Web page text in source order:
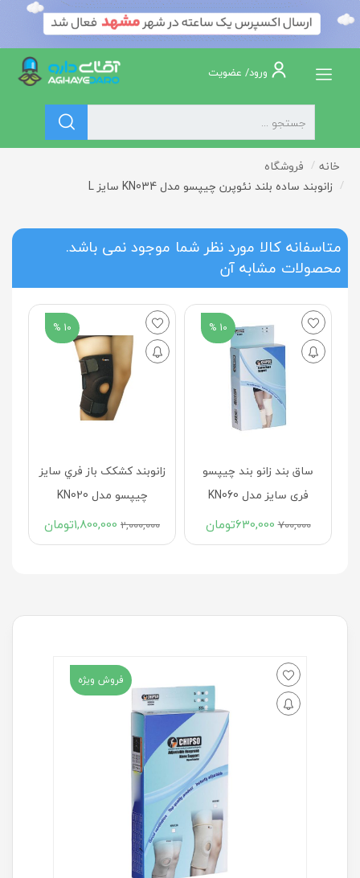
ورود/ عضویت
خانه
فروشگاه
زانوبند ساده بلند نئوپرن چیپسو مدل KN034 سایز L
متاسفانه کالا مورد نظر شما موجود نمی باشد.
محصولات مشابه آن
10 %
ساق بند زانو بند چیپسو
فری سایز مدل KN060
700,000
630,000تومان
10 %
زانوبند کشکک باز فري سايز
چیپسو مدل KN020
2,000,000
1,800,000تومان
فروش ویژه